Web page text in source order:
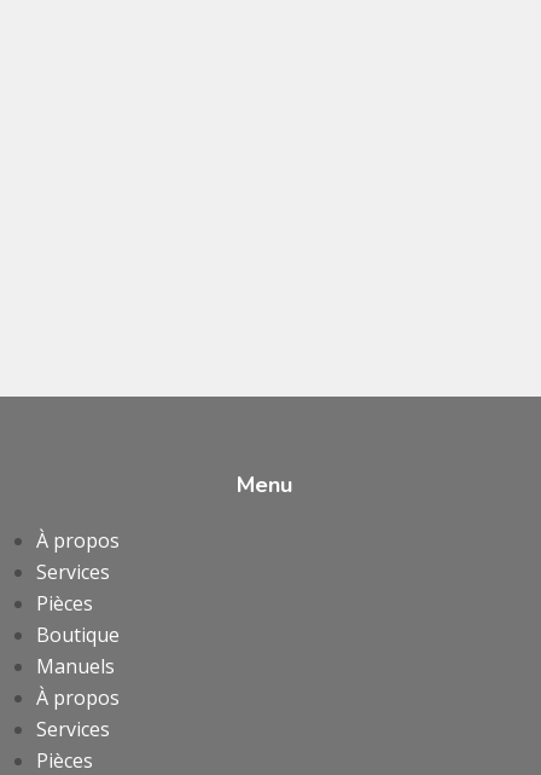
Menu
À propos
Services
Pièces
Boutique
Manuels
À propos
Services
Pièces